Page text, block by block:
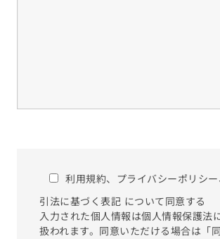
利用規約、 プライバシーポリシー
引法に基づく表記 について同意する
入力された個人情報は個人情報保護法
扱われます。同意いただける場合は「